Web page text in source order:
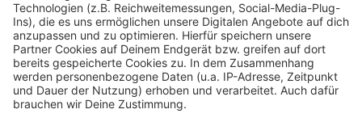
immer wieder zu erleben. Musikalisch greift der Song
Garveys irische Wurzeln auf – mit Geige und einer
unverwechselbaren Energie.
Anzeige